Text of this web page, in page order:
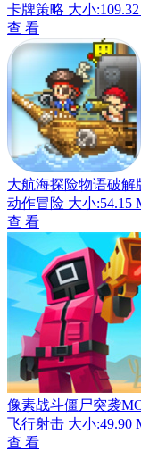
卡牌策略 大小
查 看
大航海探险物语破解
动作冒险 大小:54.15
查 看
像素战斗僵尸突袭
飞行射击 大小:49.90
查 看